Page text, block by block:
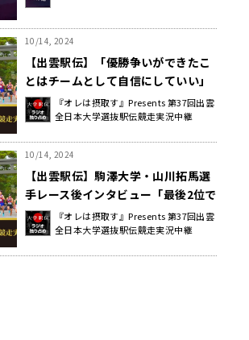
10/14, 2024
【出雲駅伝】「優勝争いができたこ
とはチームとして自信にしていい」
駒澤大学・藤田敦史監督レース後イ
ンタビュー
『オレは摂取す』Presents 第37回出雲
全日本大学選抜駅伝競走実況中継
10/14, 2024
【出雲駅伝】駒澤大学・山川拓馬選
手レース後インタビュー「最後2位で
渡してしまったのが…」
『オレは摂取す』Presents 第37回出雲
全日本大学選抜駅伝競走実況中継